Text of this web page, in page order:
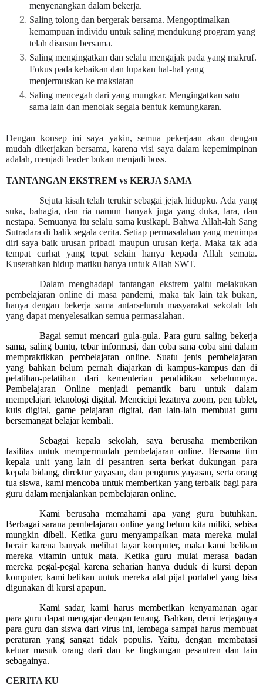
menyenangkan dalam bekerja.
Saling tolong dan bergerak bersama. Mengoptimalkan
kemampuan individu untuk saling mendukung program yang
telah disusun bersama.
Saling mengingatkan dan selalu mengajak pada yang makruf.
Fokus pada kebaikan dan lupakan hal-hal yang
menjermuskan ke maksiatan
Saling mencegah dari yang mungkar. Mengingatkan satu
sama lain dan menolak segala bentuk kemungkaran.
Dengan konsep ini saya yakin, semua pekerjaan akan dengan
mudah dikerjakan bersama, karena visi saya dalam kepemimpinan
adalah, menjadi leader bukan menjadi boss.
TANTANGAN EKSTREM vs KERJA SAMA
Sejuta kisah telah terukir sebagai jejak hidupku. Ada yang
suka, bahagia, dan ria namun banyak juga yang duka, lara, dan
nestapa. Semuanya itu selalu sama kusikapi. Bahwa Allah-lah Sang
Sutradara di balik segala cerita. Setiap permasalahan yang menimpa
diri saya baik urusan pribadi maupun urusan kerja. Maka tak ada
tempat curhat yang tepat selain hanya kepada Allah semata.
Kuserahkan hidup matiku hanya untuk Allah SWT.
Dalam menghadapi tantangan ekstrem yaitu melakukan
pembelajaran online di masa pandemi, maka tak lain tak bukan,
hanya dengan bekerja sama antarseluruh masyarakat sekolah lah
yang dapat menyelesaikan semua permasalahan.
Bagai semut mencari gula-gula. Para guru saling bekerja
sama, saling bantu, tebar informasi, dan coba sana coba sini dalam
mempraktikkan pembelajaran online. Suatu jenis pembelajaran
yang bahkan belum pernah diajarkan di kampus-kampus dan di
pelatihan-pelatihan dari kementerian pendidikan sebelumnya.
Pembelajaran Online menjadi pemantik baru untuk dalam
mempelajari teknologi digital. Mencicipi lezatnya zoom, pen tablet,
kuis digital, game pelajaran digital, dan lain-lain membuat guru
bersemangat belajar kembali.
Sebagai kepala sekolah, saya berusaha memberikan
fasilitas untuk mempermudah pembelajaran online. Bersama tim
kepala unit yang lain di pesantren serta berkat dukungan para
kepala bidang, direktur yayasan, dan pengurus yayasan, serta orang
tua siswa, kami mencoba untuk memberikan yang terbaik bagi para
guru dalam menjalankan pembelajaran online.
Kami berusaha memahami apa yang guru butuhkan.
Berbagai sarana pembelajaran online yang belum kita miliki, sebisa
mungkin dibeli. Ketika guru menyampaikan mata mereka mulai
berair karena banyak melihat layar komputer, maka kami belikan
mereka vitamin untuk mata. Ketika guru mulai merasa badan
mereka pegal-pegal karena seharian hanya duduk di kursi depan
komputer, kami belikan untuk mereka alat pijat portabel yang bisa
digunakan di kursi apapun.
Kami sadar, kami harus memberikan kenyamanan agar
para guru dapat mengajar dengan tenang. Bahkan, demi terjaganya
para guru dan siswa dari virus ini, lembaga sampai harus membuat
peraturan yang sangat tidak populis. Yaitu, dengan membatasi
keluar masuk orang dari dan ke lingkungan pesantren dan lain
sebagainya.
CERITA KU